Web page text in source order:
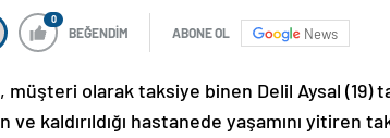
0
BEĞENDİM ABONE OL News
müşteri olarak taksiye binen Delil Aysal (19)
ve kaldırıldığı hastanede yaşamını yitiren